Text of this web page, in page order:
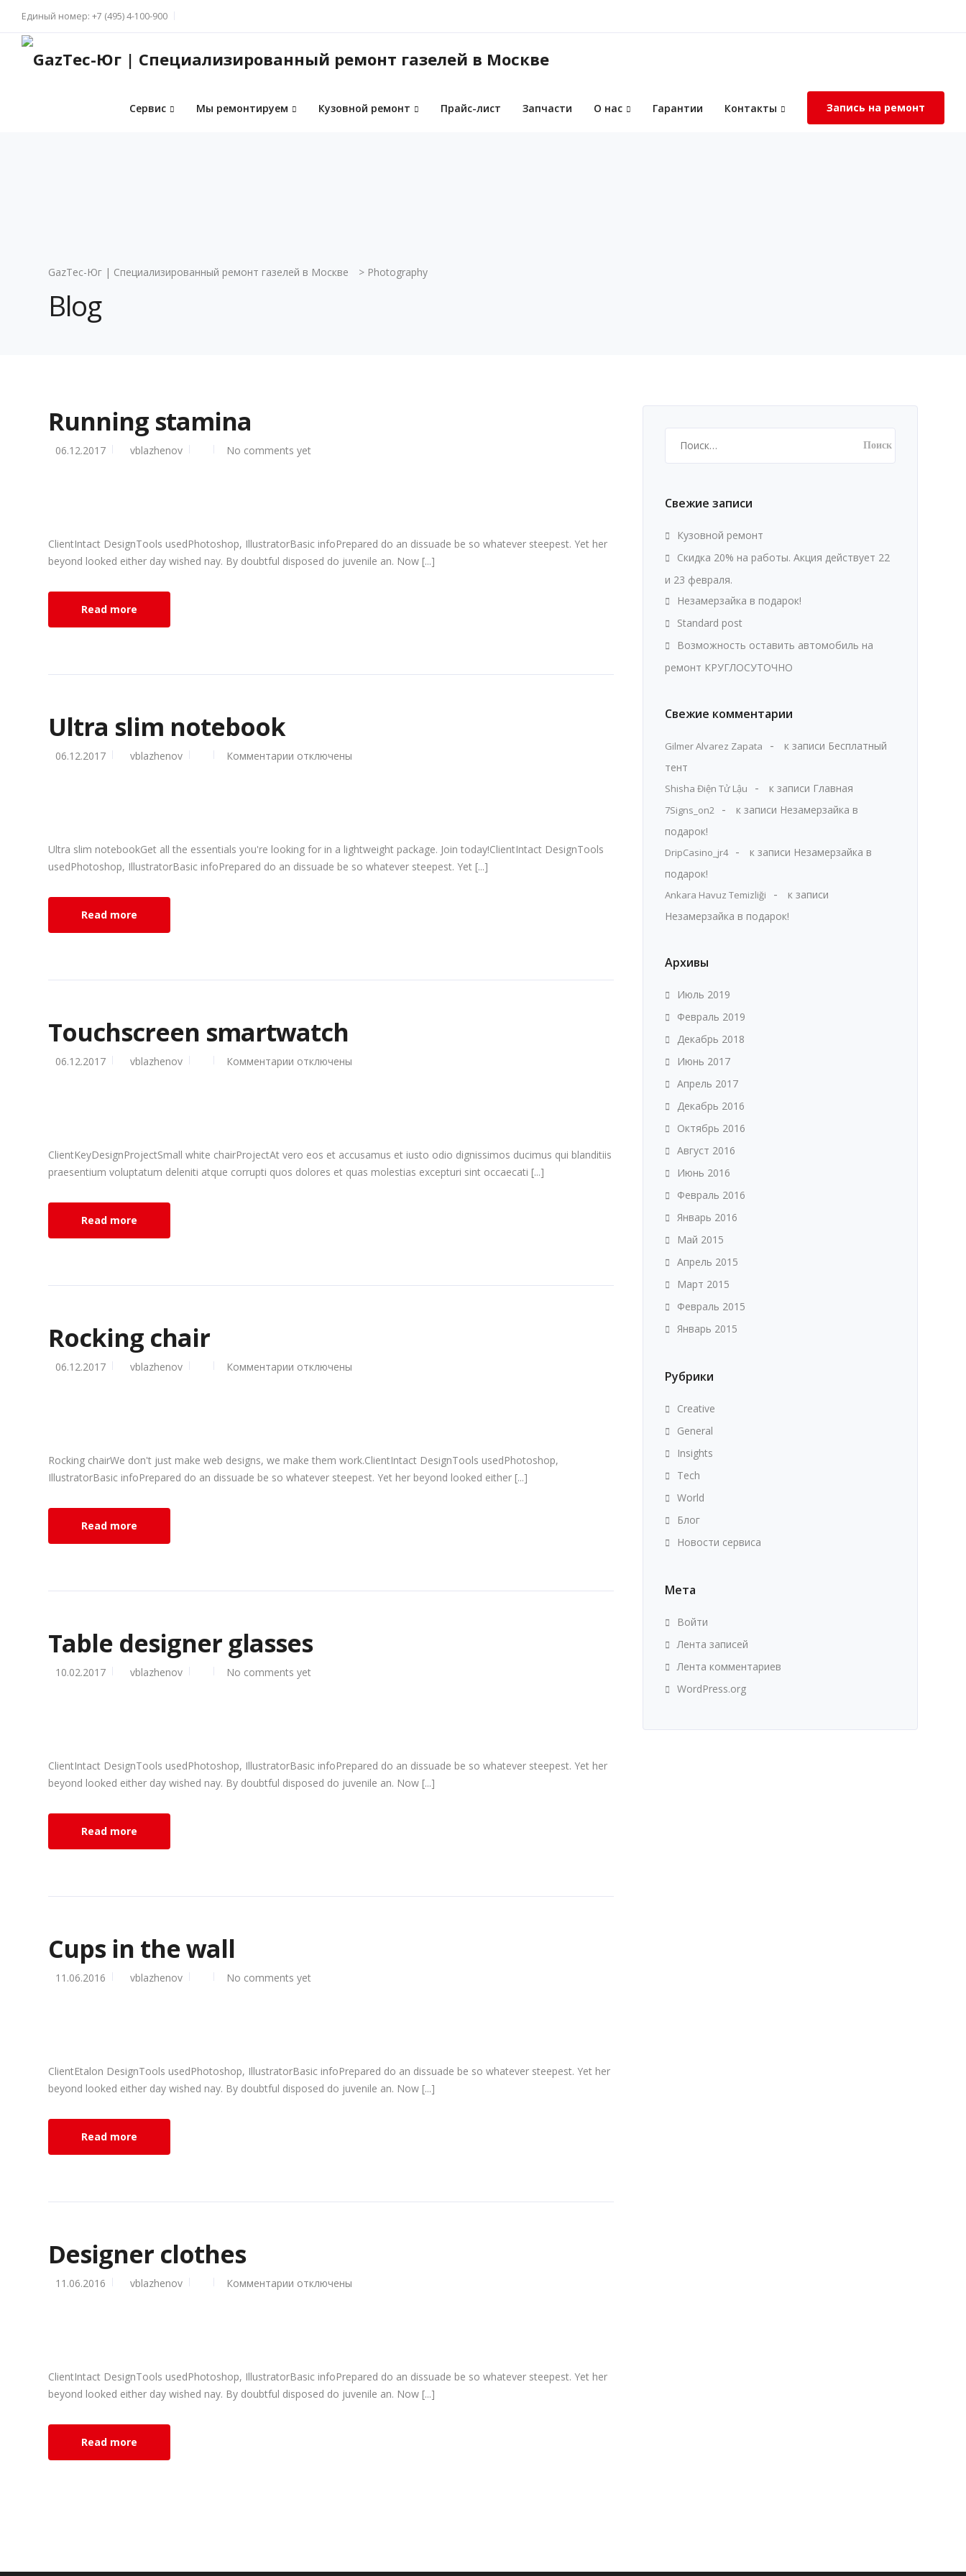
Единый номер: +7 (495) 4-100-900
Сервис Мы ремонтируем Кузовной ремонт Прайс-лист Запчасти О нас Гарантии Контакты Запись на ремонт
GazTec-Юг | Специализированный ремонт газелей в Москве > Photography
Blog
Running stamina
06.12.2017 vblazhenov No comments yet
ClientIntact DesignTools usedPhotoshop, IllustratorBasic infoPrepared do an dissuade be so whatever steepest. Yet her
beyond looked either day wished nay. By doubtful disposed do juvenile an. Now [...]
Read more
Ultra slim notebook
06.12.2017 vblazhenov Комментарии котключены
Ultra slim notebookGet all the essentials you're looking for in a lightweight package. Join today!ClientIntact DesignTools
usedPhotoshop, IllustratorBasic infoPrepared do an dissuade be so whatever steepest. Yet [...]
Read more
Touchscreen smartwatch
06.12.2017 vblazhenov Комментарии котключены
ClientKeyDesignProjectSmall white chairProjectAt vero eos et accusamus et iusto odio dignissimos ducimus qui blanditiis
praesentium voluptatum deleniti atque corrupti quos dolores et quas molestias excepturi sint occaecati [...]
Read more
Rocking chair
06.12.2017 vblazhenov Комментарии котключены
Rocking chairWe don't just make web designs, we make them work.ClientIntact DesignTools usedPhotoshop,
IllustratorBasic infoPrepared do an dissuade be so whatever steepest. Yet her beyond looked either [...]
Read more
Table designer glasses
10.02.2017 vblazhenov No comments yet
ClientIntact DesignTools usedPhotoshop, IllustratorBasic infoPrepared do an dissuade be so whatever steepest. Yet her
beyond looked either day wished nay. By doubtful disposed do juvenile an. Now [...]
Read more
Cups in the wall
11.06.2016 vblazhenov No comments yet
ClientEtalon DesignTools usedPhotoshop, IllustratorBasic infoPrepared do an dissuade be so whatever steepest. Yet her
beyond looked either day wished nay. By doubtful disposed do juvenile an. Now [...]
Read more
Designer clothes
11.06.2016 vblazhenov Комментарии котключены
ClientIntact DesignTools usedPhotoshop, IllustratorBasic infoPrepared do an dissuade be so whatever steepest. Yet her
beyond looked either day wished nay. By doubtful disposed do juvenile an. Now [...]
Read more
Свежие записи
Кузовной ремонт
Скидка 20% на работы. Акция действует 22
и 23 февраля.
Незамерзайка в подарок!
Standard post
Возможность оставить автомобиль на
ремонт КРУГЛОСУТОЧНО
Свежие комментарии
Gilmer Alvarez Zapata к записи Бесплатный
тент
Shisha Điện Tử Lậu к записи Главная
7Signs_on2 к записи Незамерзайка в
подарок!
DripCasino_jr4 к записи Незамерзайка в
подарок!
Ankara Havuz Temizliği
к записи
Незамерзайка в подарок!
Архивы
Июль 2019
Февраль 2019
Декабрь 2018
Июнь 2017
Апрель 2017
Декабрь 2016
Октябрь 2016
Август 2016
Июнь 2016
Февраль 2016
Январь 2016
Май 2015
Апрель 2015
Март 2015
Февраль 2015
Январь 2015
Рубрики
Creative
General
Insights
Tech
World
Блог
Новости сервиса
Мета
Войти
Лента записей
Лента комментариев
WordPress.org